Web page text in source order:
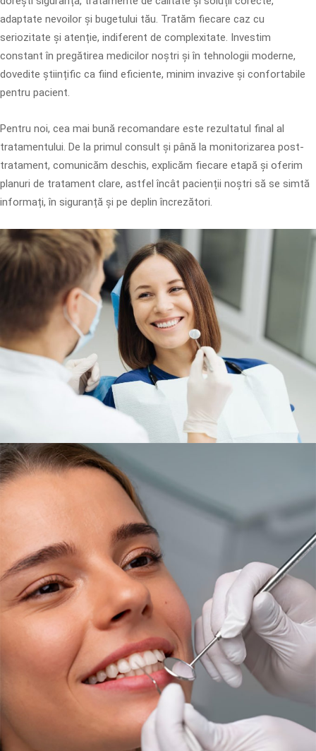
adaptate nevoilor și bugetului tău. Tratăm fiecare caz cu
seriozitate și atenție, indiferent de complexitate. Investim
constant în pregătirea medicilor noștri și în tehnologii moderne,
dovedite științific ca fiind eficiente, minim invazive și confortabile
pentru pacient.
Pentru noi, cea mai bună recomandare este rezultatul final al
tratamentului. De la primul consult și până la monitorizarea post-
tratament, comunicăm deschis, explicăm fiecare etapă și oferim
planuri de tratament clare, astfel încât pacienții noștri să se simtă
informați, în siguranță și pe deplin încrezători.